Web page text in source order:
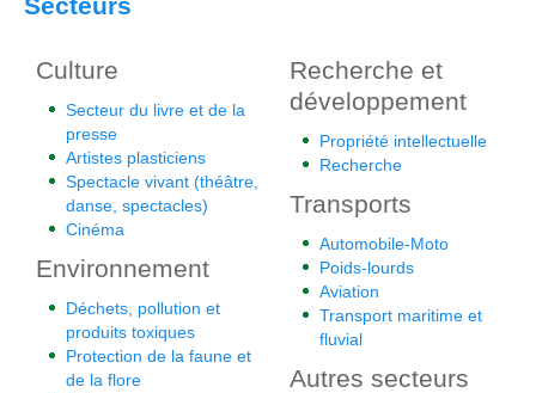
Culture
Secteur du livre et de la
presse
Artistes plasticiens
Spectacle vivant (théâtre,
danse, spectacles)
Cinéma
Environnement
Déchets, pollution et
produits toxiques
Protection de la faune et
de la flore
Recherche et
développement
Propriété intellectuelle
Recherche
Transports
Automobile-Moto
Poids-lourds
Aviation
Transport maritime et
fluvial
Autres secteurs